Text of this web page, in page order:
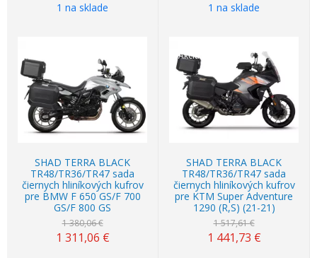
1 na sklade 1 na sklade
SHAD TERRA BLACK
TR48/TR36/TR47 sada
čiernych hliníkových kufrov
pre BMW F 650 GS/F 700
GS/F 800 GS
1 380,06 €
1 311,06 €
Akcia
SHAD TERRA BLACK
TR48/TR36/TR47 sada
čiernych hliníkových kufrov
pre KTM Super Adventure
1290 (R,S) (21-21)
1 517,61 €
1 441,73 €